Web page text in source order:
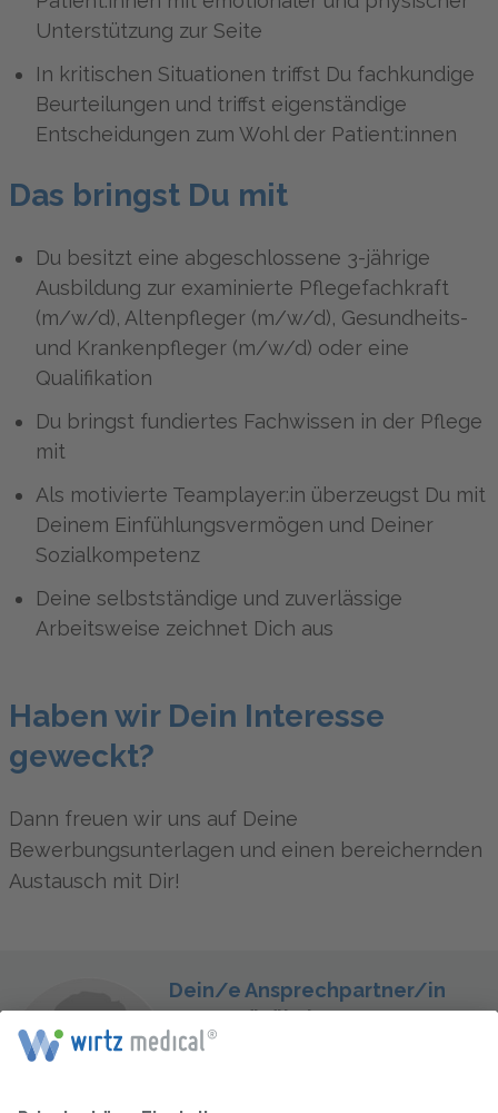
Unterstützung zur Seite
In kritischen Situationen triffst Du fachkundige
Beurteilungen und triffst eigenständige
Entscheidungen zum Wohl der Patient:innen
Das bringst Du mit
Du besitzt eine abgeschlossene 3-jährige
Ausbildung zur examinierte Pflegefachkraft
(m/w/d), Altenpfleger (m/w/d), Gesundheits-
und Krankenpfleger (m/w/d) oder eine
Qualifikation
Du bringst fundiertes Fachwissen in der Pflege
mit
Als motivierte Teamplayer:in überzeugst Du mit
Deinem Einfühlungsvermögen und Deiner
Sozialkompetenz
Deine selbstständige und zuverlässige
Arbeitsweise zeichnet Dich aus
Haben wir Dein Interesse
geweckt?
Dann freuen wir uns auf Deine
Bewerbungsunterlagen und einen bereichernden
Austausch mit Dir!
Dein/e Ansprechpartner/in
Cansu Büyükulusoy
Mitarbeiter- und